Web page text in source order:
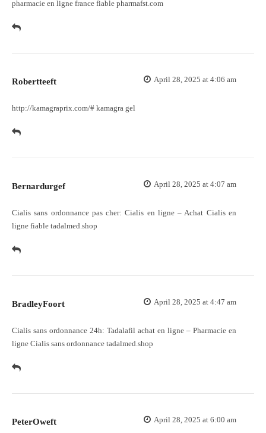
pharmacie en ligne france fiable pharmafst.com
Robertteeft April 28, 2025 at 4:06 am
http://kamagraprix.com/# kamagra gel
Bernardurgef April 28, 2025 at 4:07 am
Cialis sans ordonnance pas cher:Cialis en ligne– Achat Cialis en
ligne fiable tadalmed.shop
BradleyFoort April 28, 2025 at 4:47 am
Cialis sans ordonnance 24h: Tadalafil achat en ligne – Pharmacie en
ligne Cialis sans ordonnance tadalmed.shop
PeterOweft April 28, 2025 at 6:00 am